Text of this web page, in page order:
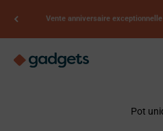
Vente anniversaire
Kerry Gadgets
Pot